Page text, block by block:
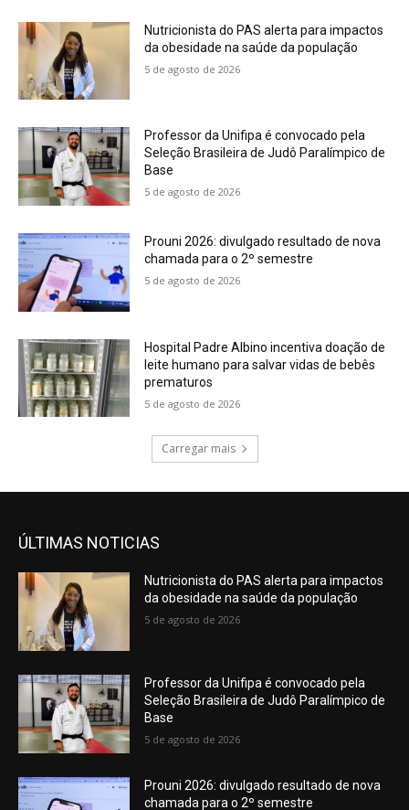
Nutricionista do PAS alerta para impactos
da obesidade na saúde da população
5 de agosto de 2026
Professor da Unifipa é convocado pela
Seleção Brasileira de Judô Paralímpico de
Base
5 de agosto de 2026
Prouni 2026: divulgado resultado de nova
chamada para o 2º semestre
5 de agosto de 2026
Hospital Padre Albino incentiva doação de
leite humano para salvar vidas de bebês
prematuros
5 de agosto de 2026
Carregar mais
ÚLTIMAS NOTICIAS
Nutricionista do PAS alerta para impactos
da obesidade na saúde da população
5 de agosto de 2026
Professor da Unifipa é convocado pela
Seleção Brasileira de Judô Paralímpico de
Base
5 de agosto de 2026
Prouni 2026: divulgado resultado de nova
chamada para o 2º semestre